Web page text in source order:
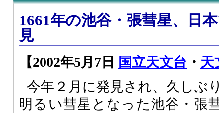
1661年の池谷・張彗星、日
見
【2002年5月7日 国立天文台 ・ 天
今年２月に発見され、久しぶ
明るい彗星となった池谷・張